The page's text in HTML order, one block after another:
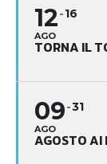
12
AGO
16
TORNA IL
09
AGO
31
AGOSTO AI